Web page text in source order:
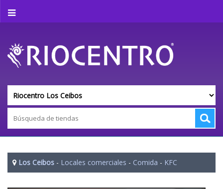
Los Ceibos - Locales comerciales - Comida - KFC